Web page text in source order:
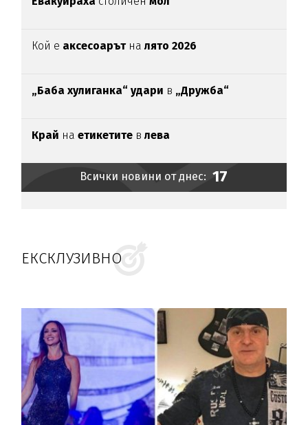
Кой е аксесоарътналято 2026
„Баба хулиганка“ удари в „Дружба“
Край наетикетите влева
Всички новини от днес: 17
ЕКСКЛУЗИВНО